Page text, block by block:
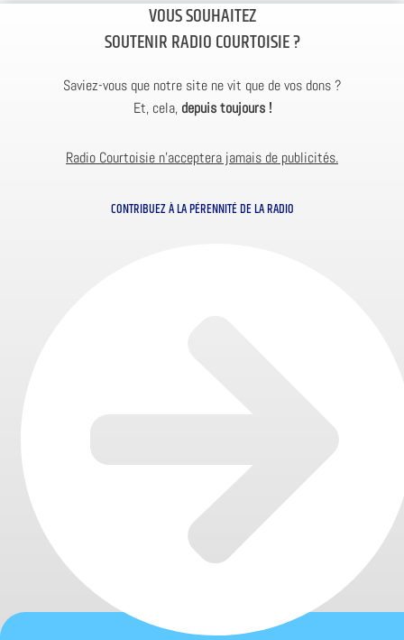
VOUS SOUHAITEZ
SOUTENIR RADIO COURTOISIE ?
Saviez-vous que notre site ne vit que de vos dons ?
Et, cela, depuis toujours !
Radio Courtoisie n’acceptera jamais de publicités.
CONTRIBUEZ À LA PÉRENNITÉ DE LA RADIO